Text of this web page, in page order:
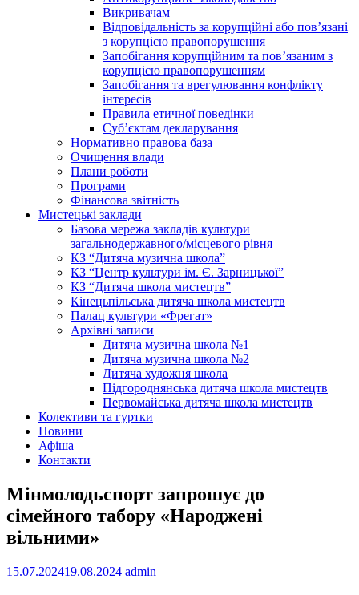
Викривачам
Відповідальність за корупційні або пов’язані
з корупцією правопорушення
Запобігання корупційним та пов’язаним з
корупцією правопорушенням
Запобігання та врегулювання конфлікту
інтересів
Правила етичної поведінки
Суб’єктам декларування
Нормативно правова база
Очищення влади
Плани роботи
Програми
Фінансова звітність
Мистецькі заклади
Базова мережа закладів культури
загальнодержавного/місцевого рівня
КЗ “Дитяча музична школа”
КЗ “Центр культури ім. Є. Зарницької”
КЗ “Дитяча школа мистецтв”
Кінецьпільська дитяча школа мистецтв
Палац культури «Фрегат»
Архівні записи
Дитяча музична школа №1
Дитяча музична школа №2
Дитяча художня школа
Підгороднянська дитяча школа мистецтв
Первомайська дитяча школа мистецтв
Колективи та гуртки
Новини
Афіша
Контакти
Мінмолодьспорт запрошує до
сімейного табору «Народжені
вільними»
15.07.202419.08.2024 admin